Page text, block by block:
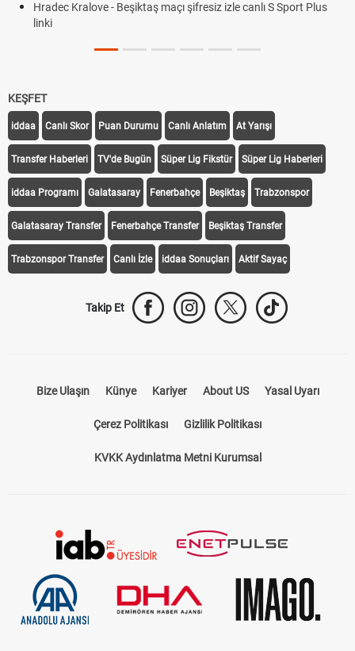
Hradec Kralove - Beşiktaş maçı şifresiz izle canlı S Sport Plus
linki
KEŞFET
iddaa Canlı Skor Puan Durumu Canlı Anlatım At Yarışı
Transfer Haberleri TV'de Bugün Süper Lig Fikstür Süper Lig Haberleri
iddaa Programı Galatasaray Fenerbahçe Beşiktaş Trabzonspor
Galatasaray Transfer Fenerbahçe Transfer Beşiktaş Transfer
Trabzonspor Transfer Canlı İzle iddaa Sonuçları Aktif Sayaç
Takip Et
Bize Ulaşın Künye Kariyer About US Yasal Uyarı
Çerez Politikası Gizlilik Politikası
KVKK Aydınlatma Metni Kurumsal